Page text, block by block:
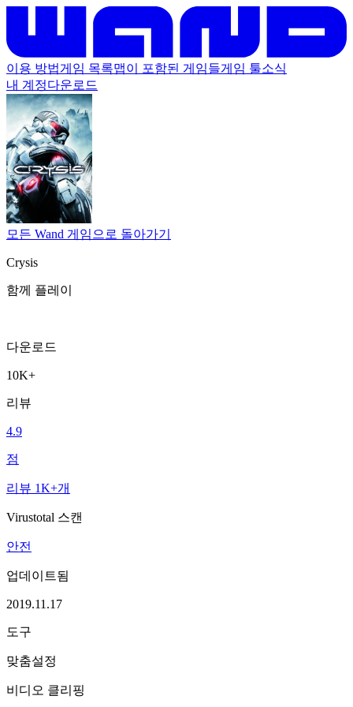
이용 방법게임 목록맵이 포함된 게임들게임 툴소식
내 계정다운로드
모든 Wand 게임으로 돌아가기
Crysis
함께 플레이
다운로드
10K+
리뷰
4.9
점
리뷰 1K+개
Virustotal 스캔
안전
업데이트됨
2019.11.17
도구
맞춤설정
비디오 클리핑